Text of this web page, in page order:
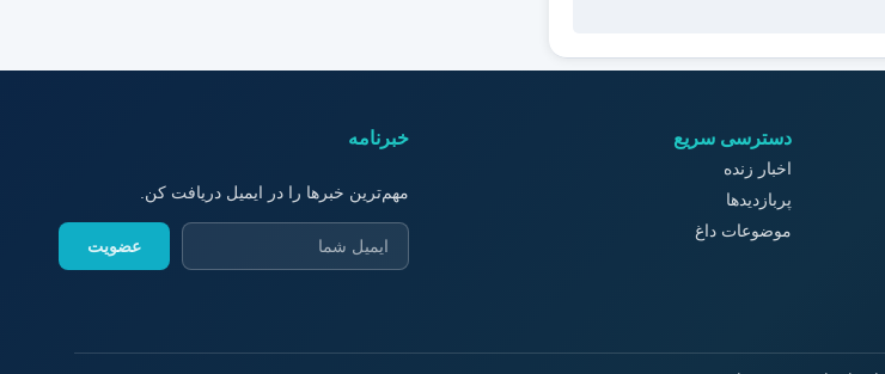
دسترسی سریع
اخبار زنده
پربازدیدها
موضوعات داغ
خبرنامه
مهم‌ترین خبرها را در ایمیل دریافت کن.
عضویت